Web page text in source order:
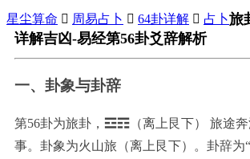
星尘算命  周易占卜  64卦详解  占卜旅
详解吉凶-易经第56卦爻辞解析
一、卦象与卦辞
第56卦为旅卦，☲☶（离上艮下）
旅途
事。卦象为火山旅（离上艮下）。卦辞为